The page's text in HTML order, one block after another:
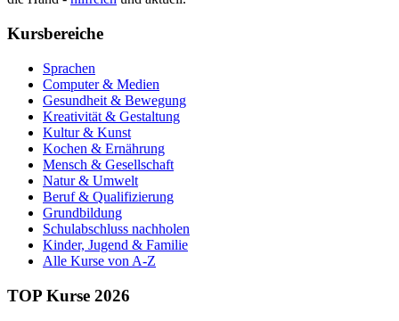
Kursbereiche
Sprachen
Computer & Medien
Gesundheit & Bewegung
Kreativität & Gestaltung
Kultur & Kunst
Kochen & Ernährung
Mensch & Gesellschaft
Natur & Umwelt
Beruf & Qualifizierung
Grundbildung
Schulabschluss nachholen
Kinder, Jugend & Familie
Alle Kurse von A-Z
TOP Kurse 2026